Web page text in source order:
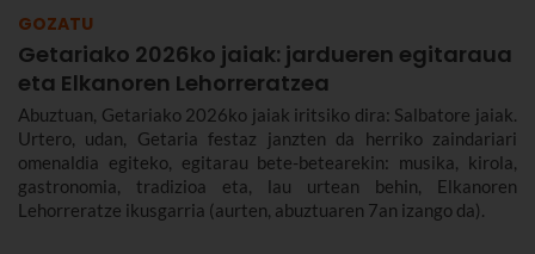
GOZATU
Getariako 2026ko jaiak: jardueren egitaraua
eta Elkanoren Lehorreratzea
Abuztuan, Getariako 2026ko jaiak iritsiko dira: Salbatore jaiak.
Urtero, udan, Getaria festaz janzten da herriko zaindariari
omenaldia egiteko, egitarau bete-betearekin: musika, kirola,
gastronomia, tradizioa eta, lau urtean behin, Elkanoren
Lehorreratze ikusgarria (aurten, abuztuaren 7an izango da).